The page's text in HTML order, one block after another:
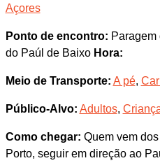
Açores
Ponto de encontro: Paragem
do Paúl de Baixo Hora:
Meio de Transporte: A pé,
Público-Alvo: Adultos,
Como chegar: Quem vem
Porto, seguir em direção ao